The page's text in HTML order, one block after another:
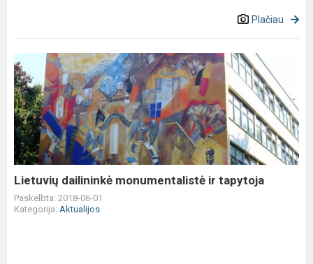
Plačiau
Lietuvių
dailininkė
monumentalistė
ir
tapytoja
Lietuvių dailininkė monumentalistė ir tapytoja
Paskelbta: 2018-06-01
Kategorija: Aktualijos